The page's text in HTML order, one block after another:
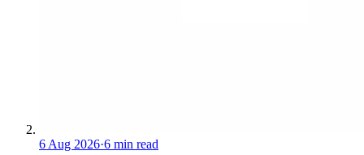
6 Aug 2026·6 min read